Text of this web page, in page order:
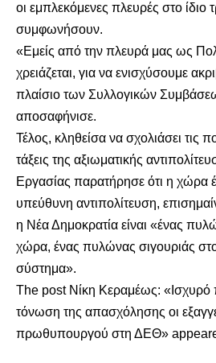
οι εμπλεκόμενες πλευρές στο ίδιο
συμφωνήσουν.
«Εμείς από την πλευρά μας ως
χρειάζεται, για να ενισχύσουμε
πλαίσιο των Συλλογικών
αποσαφήνισε.
Τέλος, κληθείσα να σχολιάσει τις
τάξεις της αξιωματικής
Εργασίας παρατήρησε ότι η χώρα
υπεύθυνη αντιπολίτευση,
η Νέα Δημοκρατία είναι «ένας
χώρα, ένας πυλώνας σιγουριάς
σύστημα».
The post Νίκη Κεραμέως: «Ισχυρό
τόνωση της απασχόλησης οι
πρωθυπουργού στη ΔΕΘ»